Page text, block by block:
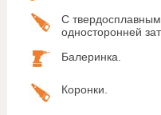
С
односторонней
Балеринка.
Коронки.